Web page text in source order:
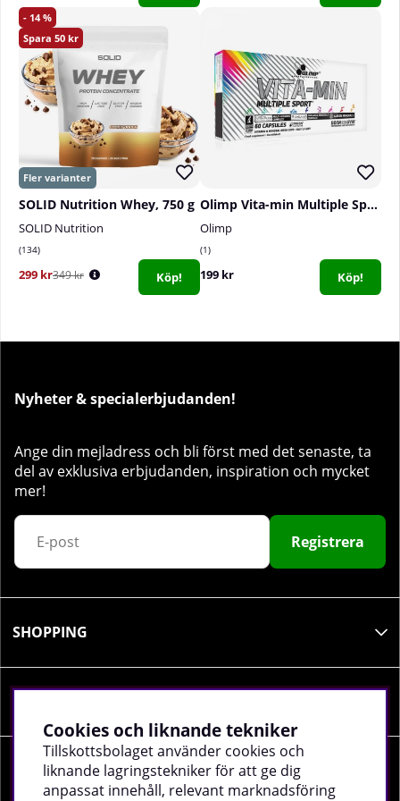
14
50
SOLID Nutrition Whey, 750 g
SOLID Nutrition
134
299 kr349 kr Köp!
Olimp Vita-min Multiple Sport, 60 caps
Olimp
1
199 kr Köp!
Nyheter & specialerbjudanden!
Ange din mejladress och bli först med det senaste, ta
del av exklusiva erbjudanden, inspiration och mycket
mer!
Registrera
SHOPPING
SOCIALA MEDIER
Cookies och liknande tekniker
Tillskottsbolaget använder cookies och
liknande lagringstekniker för att ge dig
anpassat innehåll, relevant marknadsföring